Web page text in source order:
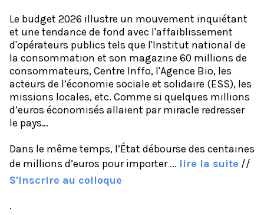
Le budget 2026 illustre un mouvement inquiétant
et une tendance de fond avec l'affaiblissement
d'opérateurs publics tels que l'Institut national de
la consommation et son magazine 60 millions de
consommateurs, Centre Inffo, l'Agence Bio, les
acteurs de l’économie sociale et solidaire (ESS), les
missions locales, etc. Comme si quelques millions
d’euros économisés allaient par miracle redresser
le pays…
Dans le même temps, l’État débourse des centaines
de millions d’euros pour importer ... lire la suite //
S'inscrire au colloque
.